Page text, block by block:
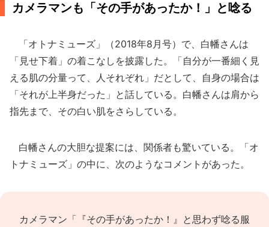
カメラマンも「その手があったか！」と唸る
「オトナミューズ」（2018年8月号）で、白幡さんは
「見せ下着」の着こなしを披露した。「自分が一番細く見
える肌の分量って、人それぞれ」だとして、自身の場合は
「それが上半身だった」と話している。白幡さんは肩から
指先まで、その白い肌をさらしている。
白幡さんの大胆な提案には、関係者も驚いている。「オ
トナミューズ」の中に、次のようなコメントがあった。
カメラマン「『その手があったか！』と思わず唸る服